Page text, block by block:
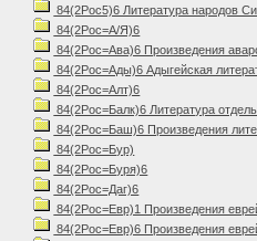
84(2Рос5)6 Литература народов
84(2Рос=А/Я)6
84(2Рос=Ава)6 Произведения
84(2Рос=Ады)6 Адыгейская
84(2Рос=Алт)6
84(2Рос=Балк)6 Литература
84(2Рос=Баш)6 Произведения
84(2Рос=Бур)
84(2Рос=Буря)6
84(2Рос=Даг)6
84(2Рос=Евр)1 Произведения
84(2Рос=Евр)6 Произведения